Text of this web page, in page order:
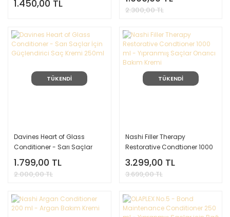
Ml.
1.450,00 TL
2.300,00 TL
TÜKENDİ
Davines Heart of Glass
Conditioner - Sarı Saçlar
İçin Güçlendirici Saç Kremi
250ml
1.799,00 TL
2.000,00 TL
TÜKENDİ
Nashi Filler Therapy
Restorative Condtioner 1000
ml - Yıpranmış Saçlar
Onarıcı Bakım Kremi
3.299,00 TL
3.699,00 TL